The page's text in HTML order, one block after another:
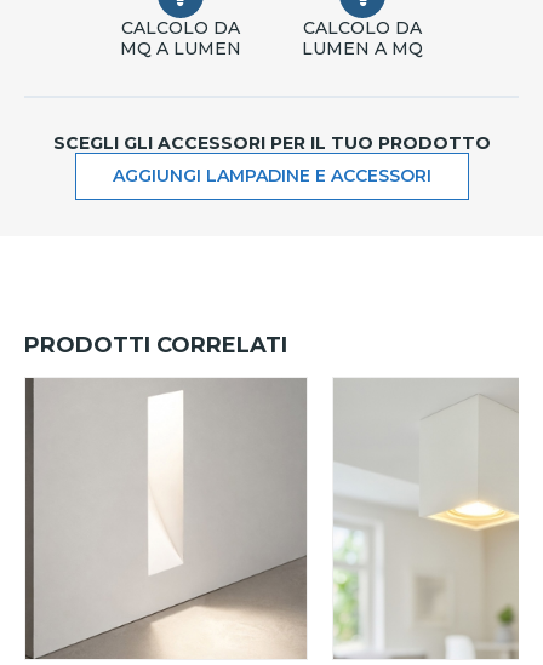
CALCOLO DA
MQ A LUMEN
CALCOLO DA
LUMEN A MQ
SCEGLI GLI ACCESSORI PER IL TUO PRODOTTO
AGGIUNGI LAMPADINE E ACCESSORI
PRODOTTI CORRELATI